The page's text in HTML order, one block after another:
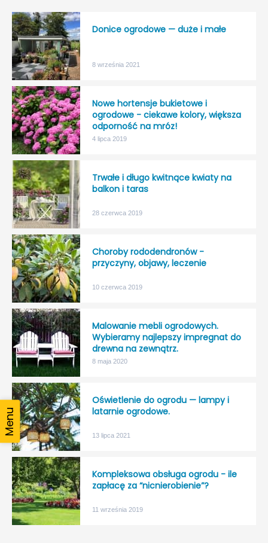
Donice ogrodowe — duże i małe
8 września 2021
Nowe hortensje bukietowe i
ogrodowe - ciekawe kolory, większa
odporność na mróz!
4 lipca 2019
Trwałe i długo kwitnące kwiaty na
balkon i taras
28 czerwca 2019
Choroby rododendronów -
przyczyny, objawy, leczenie
10 czerwca 2019
Malowanie mebli ogrodowych.
Wybieramy najlepszy impregnat do
drewna na zewnątrz.
8 maja 2020
Oświetlenie do ogrodu — lampy i
latarnie ogrodowe.
13 lipca 2021
Kompleksowa obsługa ogrodu - ile
zapłacę za “nicnierobienie”?
11 września 2019